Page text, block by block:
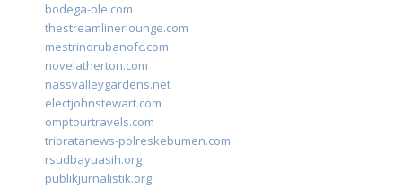
bodega-ole.com
thestreamlinerlounge.com
mestrinorubanofc.com
novelatherton.com
nassvalleygardens.net
electjohnstewart.com
omptourtravels.com
tribratanews-polreskebumen.com
rsudbayuasih.org
publikjurnalistik.org